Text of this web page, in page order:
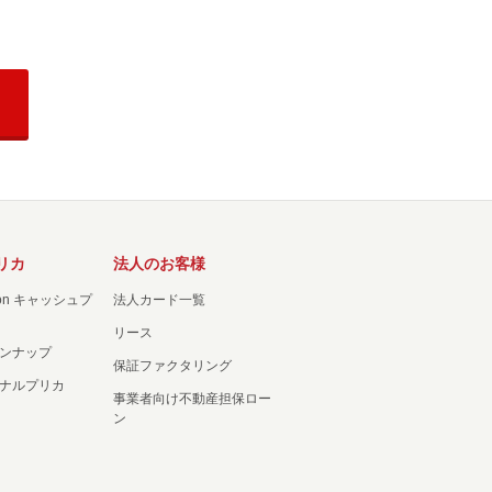
カ
キャッシュプ
ナップ
ルプリカ
法人のお客様
法人カード一覧
リース
保証ファクタリング
事業者向け不動産担保ロー
ン